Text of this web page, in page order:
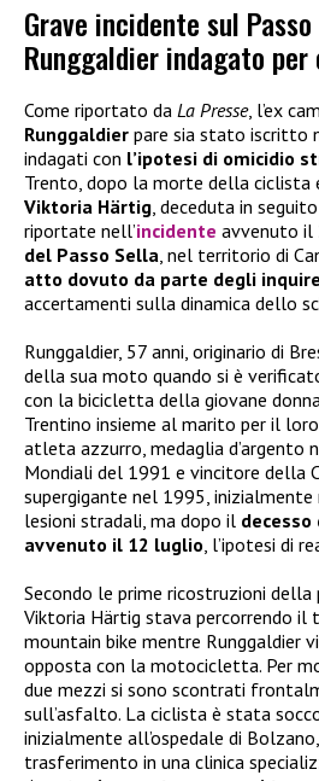
Grave incidente sul
Runggaldier indagato
Come riportato da La Presse, l’ex
Runggaldier pare sia stato iscritto
indagati con l’ipotesi di omicidio
Trento, dopo la morte della ciclista
Viktoria Härtig, deceduta in
riportate nell’incidente avvenuto il
del Passo Sella, nel territorio di
atto dovuto da parte degli
accertamenti sulla dinamica dello
Runggaldier, 57 anni, originario di
della sua moto quando si è
con la bicicletta della giovane
Trentino insieme al marito per il loro
atleta azzurro, medaglia d’argento
Mondiali del 1991 e vincitore della
supergigante nel 1995,
lesioni stradali, ma dopo il
avvenuto il 12 luglio, l’ipotesi di
Secondo le prime ricostruzioni
Viktoria Härtig stava percorrendo
mountain bike mentre Runggaldier
opposta con la motocicletta. Per
due mezzi si sono scontrati
sull’asfalto. La ciclista è stata
inizialmente all’ospedale di
trasferimento in una clinica